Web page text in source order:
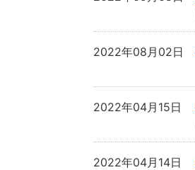
2022年08月02日
2022年04月15日
2022年04月14日